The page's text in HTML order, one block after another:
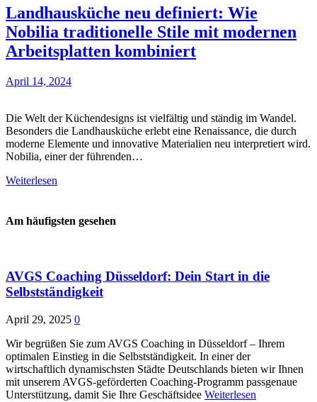
Landhausküche neu definiert: Wie
Nobilia traditionelle Stile mit modernen
Arbeitsplatten kombiniert
April 14, 2024
Die Welt der Küchendesigns ist vielfältig und ständig im Wandel.
Besonders die Landhausküche erlebt eine Renaissance, die durch
moderne Elemente und innovative Materialien neu interpretiert wird.
Nobilia, einer der führenden…
Weiterlesen
Am häufigsten gesehen
AVGS Coaching Düsseldorf: Dein Start in die
Selbstständigkeit
April 29, 2025 0
Wir begrüßen Sie zum AVGS Coaching in Düsseldorf – Ihrem
optimalen Einstieg in die Selbstständigkeit. In einer der
wirtschaftlich dynamischsten Städte Deutschlands bieten wir Ihnen
mit unserem AVGS-geförderten Coaching-Programm passgenaue
Unterstützung, damit Sie Ihre Geschäftsidee Weiterlesen